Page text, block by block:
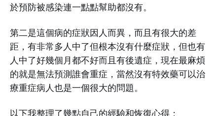
於預防被感染連一點點幫助都沒有。
第二是這個病的症狀因人而異，而且有很大的差
距，有非常多人中了但根本沒有什麼症狀，但也有
人中了好幾個月都不好而且有後遺症，現在最麻煩
的就是無法預測誰會重症，當然沒有特效藥可以治
療重症病人也是一個很大的問題。
以下我整理了幾點自己的經驗和恢復心得：